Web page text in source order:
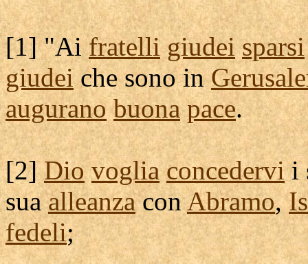
[1] "Aifratelli giudei sparsi
giudeiche sono in
augurano buona pace.
[2]Dio voglia concedervii
suaalleanzaconAbramo,
fedeli;